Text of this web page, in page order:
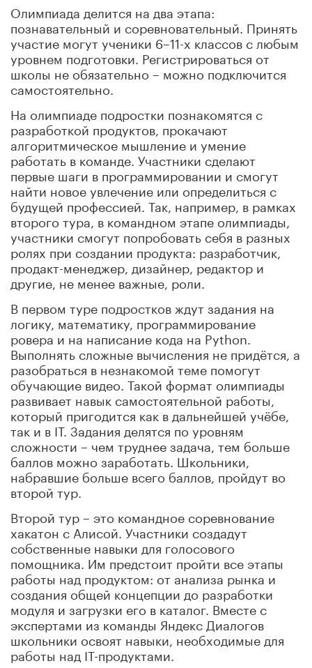
Олимпиада делится на два этапа:
познавательный и соревновательный. Принять
участие могут ученики 6–11-х классов с любым
уровнем подготовки. Регистрироваться от
школы не обязательно – можно подключится
самостоятельно.
На олимпиаде подростки познакомятся с
разработкой продуктов, прокачают
алгоритмическое мышление и умение
работать в команде. Участники сделают
первые шаги в программировании и смогут
найти новое увлечение или определиться с
будущей профессией. Так, например, в рамках
второго тура, в командном этапе олимпиады,
участники смогут попробовать себя в разных
ролях при создании продукта: разработчик,
продакт-менеджер, дизайнер, редактор и
другие, не менее важные, роли.
В первом туре подростков ждут задания на
логику, математику, программирование
ровера и на написание кода на Python.
Выполнять сложные вычисления не придётся, а
разобраться в незнакомой теме помогут
обучающие видео. Такой формат олимпиады
развивает навык самостоятельной работы,
который пригодится как в дальнейшей учёбе,
так и в IT. Задания делятся по уровням
сложности – чем труднее задача, тем больше
баллов можно заработать. Школьники,
набравшие больше всего баллов, пройдут во
второй тур.
Второй тур – это командное соревнование
хакатон с Алисой. Участники создадут
собственные навыки для голосового
помощника. Им предстоит пройти все этапы
работы над продуктом: от анализа рынка и
создания общей концепции до разработки
модуля и загрузки его в каталог. Вместе с
экспертами из команды Яндекс Диалогов
школьники освоят навыки, необходимые для
работы над IT-продуктами.